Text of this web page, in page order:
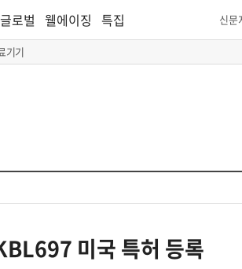
기기
글로벌 웰에이징 특집 신문
미국 특허 등록